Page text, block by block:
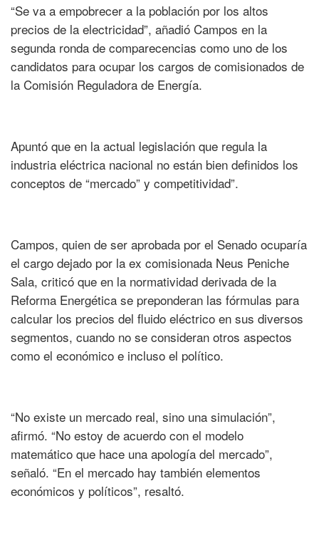
“Se va a empobrecer a la población por los altos
precios de la electricidad”, añadió Campos en la
segunda ronda de comparecencias como uno de los
candidatos para ocupar los cargos de comisionados de
la Comisión Reguladora de Energía.
Apuntó que en la actual legislación que regula la
industria eléctrica nacional no están bien definidos los
conceptos de “mercado” y competitividad”.
Campos, quien de ser aprobada por el Senado ocuparía
el cargo dejado por la ex comisionada Neus Peniche
Sala, criticó que en la normatividad derivada de la
Reforma Energética se preponderan las fórmulas para
calcular los precios del fluido eléctrico en sus diversos
segmentos, cuando no se consideran otros aspectos
como el económico e incluso el político.
“No existe un mercado real, sino una simulación”,
afirmó. “No estoy de acuerdo con el modelo
matemático que hace una apología del mercado”,
señaló. “En el mercado hay también elementos
económicos y políticos”, resaltó.